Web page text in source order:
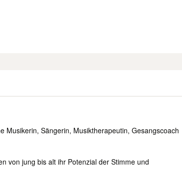
Musikerin, Sängerin, Musiktherapeutin, Gesangscoach
von jung bis alt ihr Potenzial der Stimme und